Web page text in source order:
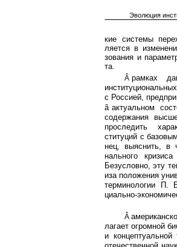
Эволюция
кие системы
ляется в
зования и
та.
Â рамках
с Россией,
â актуальном
содержания
проследить
ституций с
нец, выяснить, в
нального
Безусловно, эту
иза положения
терминологии П.
циально-
Â
лагает огромной
и